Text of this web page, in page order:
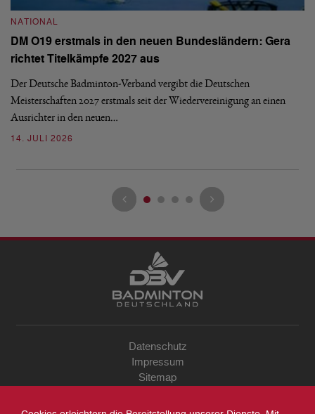
NATIONAL
DM O19 erstmals in den neuen Bundesländern: Gera
richtet Titelkämpfe 2027 aus
Der Deutsche Badminton-Verband vergibt die Deutschen
Meisterschaften 2027 erstmals seit der Wiedervereinigung an einen
Ausrichter in den neuen…
14. JULI 2026
Datenschutz
Impressum
Sitemap
Archiv